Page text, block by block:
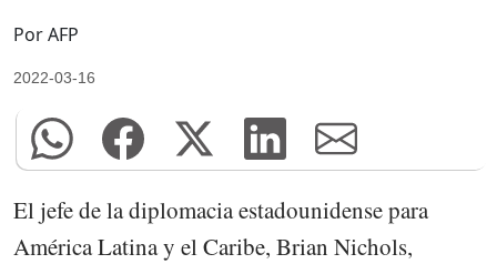
Por AFP
2022-03-16
El jefe de la diplomacia estadounidense para
América Latina y el Caribe, Brian Nichols,